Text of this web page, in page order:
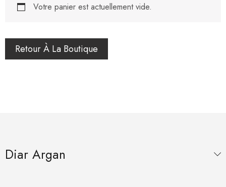
Votre panier est actuellement vide.
Retour À La Boutique
Diar Argan